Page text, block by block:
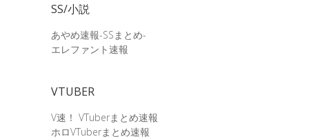
SS/小説
あやめ速報-SSまとめ-
エレファント速報
VTUBER
V速！ VTuberまとめ速報
ホロVTuberまとめ速報